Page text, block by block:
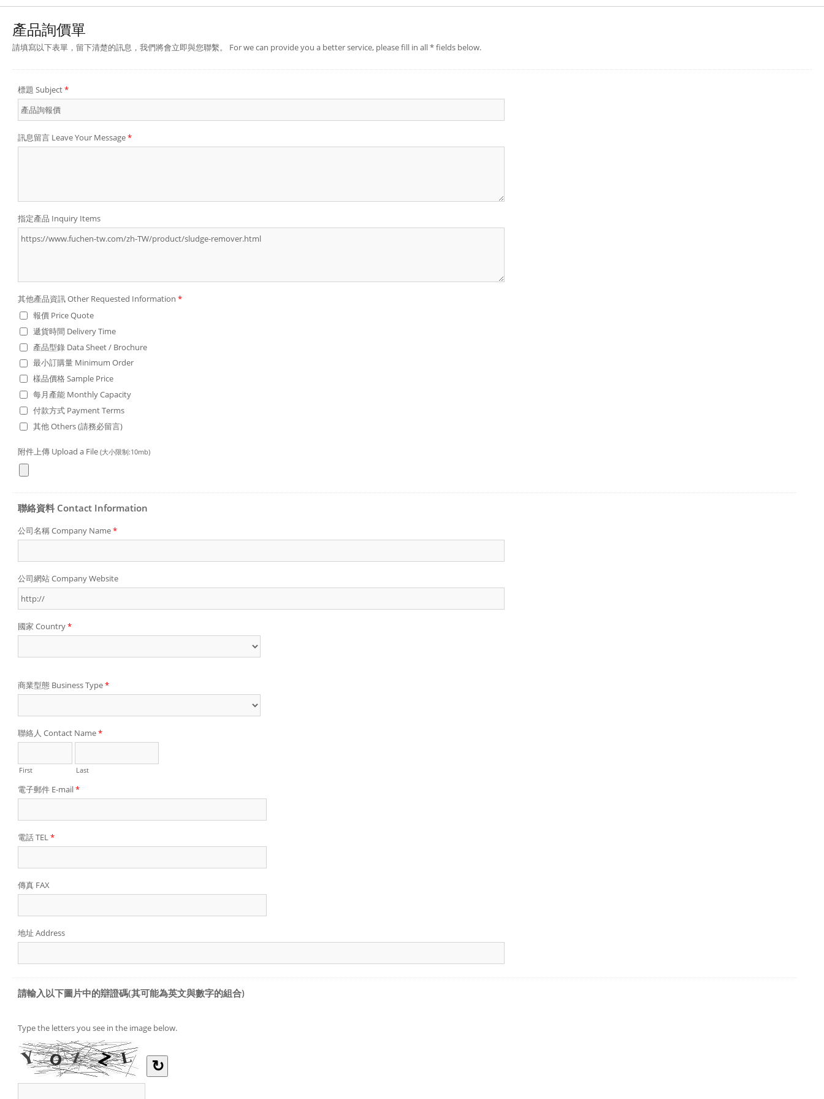
產品詢價單
請填寫以下表單，留下清楚的訊息，我們將會立即與您聯繫。 For we can provide you a better service, please fill in all * fields below.
標題 Subject*
訊息留言 Leave Your Message*
指定產品 Inquiry Items
其他產品資訊 Other Requested Information *
報價 Price Quote
遞貨時間 Delivery Time
產品型錄 Data Sheet / Brochure
最小訂購量 Minimum Order
樣品價格 Sample Price
每月產能 Monthly Capacity
付款方式 Payment Terms
其他 Others (請務必留言)
附件上傳 Upload a File (大小限制:10mb)
聯絡資料 Contact Information
公司名稱 Company Name*
公司網站 Company Website
國家 Country*
商業型態 Business Type*
聯絡人 Contact Name*
First Last
電子郵件 E-mail*
電話 TEL*
傳真 FAX
地址 Address
請輸入以下圖片中的辯證碼(其可能為英文與數字的組合)
Type the letters you see in the image below.
↻